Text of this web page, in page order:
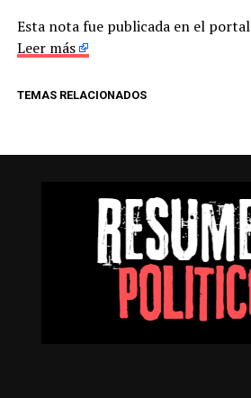
Esta nota fue publicada en el
Leer más
TEMAS RELACIONADOS